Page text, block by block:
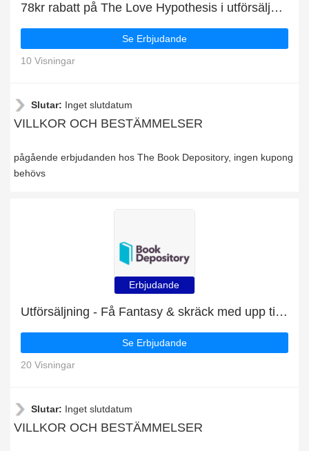
78kr rabatt på The Love Hypothesis i utförsäljningen
Se Erbjudande
10 Visningar
Slutar: Inget slutdatum
VILLKOR OCH BESTÄMMELSER
pågående erbjudanden hos The Book Depository, ingen kupong
behövs
Erbjudande
Utförsäljning - Få Fantasy & skräck med upp till 6% rabatt
Se Erbjudande
20 Visningar
Slutar: Inget slutdatum
VILLKOR OCH BESTÄMMELSER